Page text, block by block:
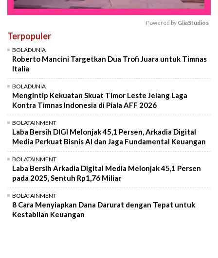
Powered by GliaStudios
Terpopuler
BOLADUNIA
Roberto Mancini Targetkan Dua Trofi Juara untuk Timnas
Italia
BOLADUNIA
Mengintip Kekuatan Skuat Timor Leste Jelang Laga
Kontra Timnas Indonesia di Piala AFF 2026
BOLATAINMENT
Laba Bersih DIGI Melonjak 45,1 Persen, Arkadia Digital
Media Perkuat Bisnis AI dan Jaga Fundamental Keuangan
BOLATAINMENT
Laba Bersih Arkadia Digital Media Melonjak 45,1 Persen
pada 2025, Sentuh Rp1,76 Miliar
BOLATAINMENT
8 Cara Menyiapkan Dana Darurat dengan Tepat untuk
Kestabilan Keuangan